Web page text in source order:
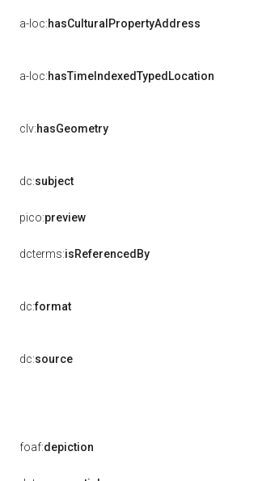
a-loc:hasCulturalPropertyAddress
a-loc:hasTimeIndexedTypedLocation
clv:hasGeometry
dc:subject
pico:preview
dcterms:isReferencedBy
dc:format
dc:source
foaf:depiction